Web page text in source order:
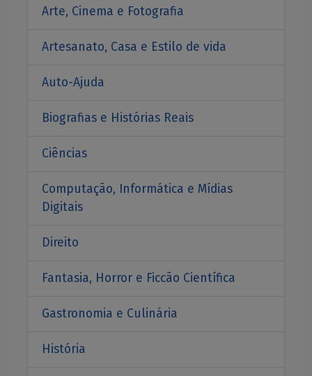
Arte, Cinema e Fotografia
Artesanato, Casa e Estilo de vida
Auto-Ajuda
Biografias e Histórias Reais
Ciências
Computação, Informática e Mídias
Digitais
Direito
Fantasia, Horror e Ficcão Científica
Gastronomia e Culinária
História